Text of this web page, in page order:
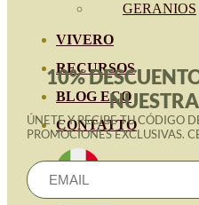
GERANIOS
VIVERO
RECURSOS
BLOG ECO
CONTATTO
10%
ÚNETE Y RECIBE TU CÓDIGO
PROMOCIONES EXCLUSIVAS.